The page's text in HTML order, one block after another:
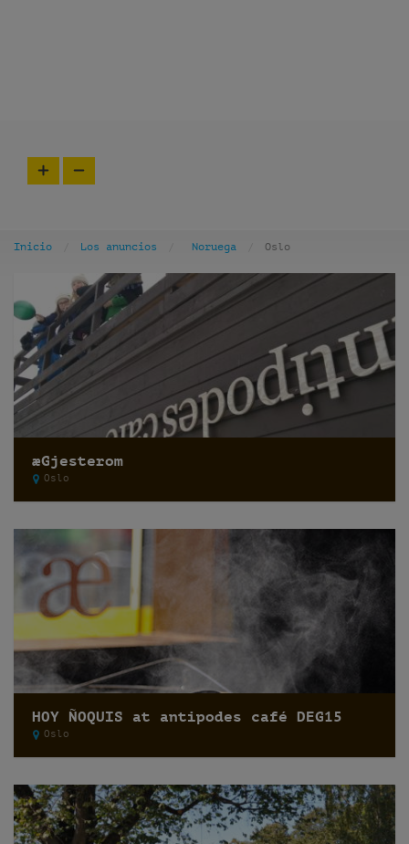
Inicio Los anuncios Noruega Oslo
æGjesterom
Oslo
HOY ÑOQUIS at antipodes café DEG15
Oslo